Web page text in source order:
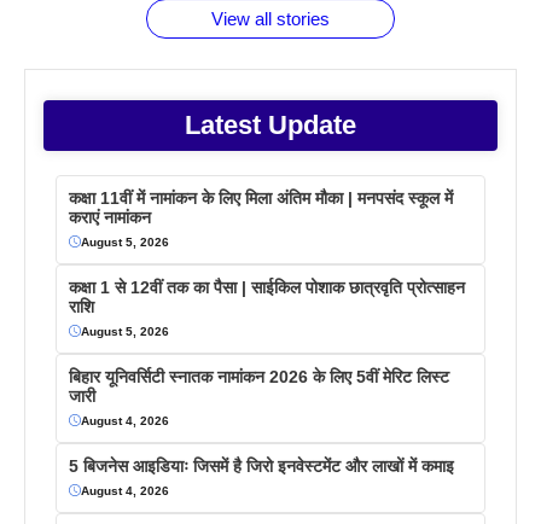
View all stories
Latest Update
कक्षा 11वीं में नामांकन के लिए मिला अंतिम मौका | मनपसंद स्कूल में
कराएं नामांकन
August 5, 2026
कक्षा 1 से 12वीं तक का पैसा | साईकिल पोशाक छात्रवृति प्रोत्साहन
राशि
August 5, 2026
बिहार यूनिवर्सिटी स्नातक नामांकन 2026 के लिए 5वीं मेरिट लिस्ट
जारी
August 4, 2026
5 बिजनेस आइडियाः जिसमें है जिरो इनवेस्टमेंट और लाखों में कमाइ
August 4, 2026